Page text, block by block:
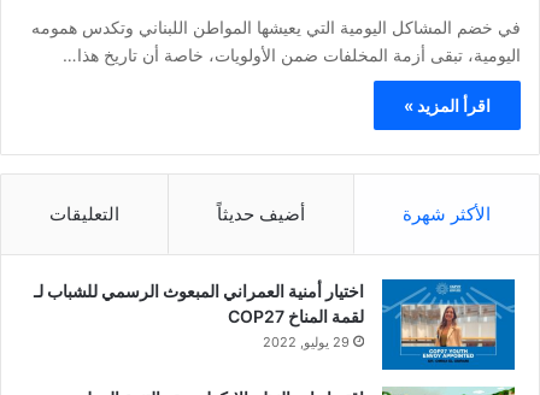
في خضم المشاكل اليومية التي يعيشها المواطن اللبناني وتكدس همومه
اليومية، تبقى أزمة المخلفات ضمن الأولويات، خاصة أن تاريخ هذا…
اقرأ المزيد »
الأكثر شهرة أضيف حديثاً التعليقات
اختيار أمنية العمراني المبعوث الرسمي للشباب لـ
لقمة المناخ COP27
29 يوليو, 2022